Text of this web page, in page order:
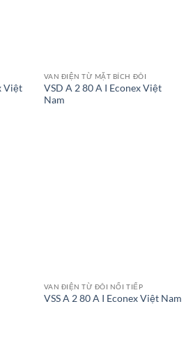
Việt
VAN ĐIỆN TỪ MẶT BÍCH ĐÔI
VSD A 2 80 A I Econex Việt
Nam
VAN ĐIỆN TỪ ĐÔI NỐI TIẾP
VSS A 2 80 A I Econex Việt Nam